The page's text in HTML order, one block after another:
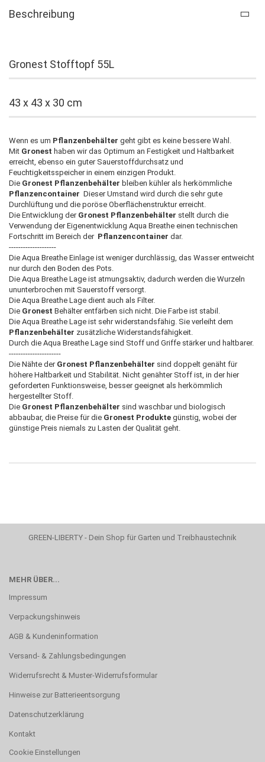
Beschreibung
Gronest Stofftopf 55L
43 x 43 x 30 cm
Wenn es um Pflanzenbehälter geht gibt es keine bessere Wahl.
Mit Gronest haben wir das Optimum an Festigkeit und Haltbarkeit
erreicht, ebenso ein guter Sauerstoffdurchsatz und
Feuchtigkeitsspeicher in einem einzigen Produkt.
Die Gronest Pflanzenbehälter bleiben kühler als herkömmliche
Pflanzencontainer Dieser Umstand wird durch die sehr gute
Durchlüftung und die poröse Oberflächenstruktur erreicht.
Die Entwicklung der Gronest Pflanzenbehälter stellt durch die
Verwendung der Eigenentwicklung Aqua Breathe einen technischen
Fortschritt im Bereich der Pflanzencontainer dar.
--------------------
Die Aqua Breathe Einlage ist weniger durchlässig, das Wasser entweicht
nur durch den Boden des Pots.
Die Aqua Breathe Lage ist atmungsaktiv, dadurch werden die Wurzeln
ununterbrochen mit Sauerstoff versorgt.
Die Aqua Breathe Lage dient auch als Filter.
Die Gronest Behälter entfärben sich nicht. Die Farbe ist stabil.
Die Aqua Breathe Lage ist sehr widerstandsfähig. Sie verleiht dem
Pflanzenbehälter zusätzliche Widerstandsfähigkeit.
Durch die Aqua Breathe Lage sind Stoff und Griffe stärker und haltbarer.
----------------------
Die Nähte der Gronest Pflanzenbehälter sind doppelt genäht für
höhere Haltbarkeit und Stabilität. Nicht genähter Stoff ist, in der hier
geforderten Funktionsweise, besser geeignet als herkömmlich
hergestellter Stoff.
Die Gronest Pflanzenbehälter sind waschbar und biologisch
abbaubar, die Preise für die Gronest Produkte günstig, wobei der
günstige Preis niemals zu Lasten der Qualität geht.
GREEN-LIBERTY - Dein Shop für Garten und Treibhaustechnik
MEHR ÜBER...
Impressum
Verpackungshinweis
AGB & Kundeninformation
Versand- & Zahlungsbedingungen
Widerrufsrecht & Muster-Widerrufsformular
Hinweise zur Batterieentsorgung
Datenschutzerklärung
Kontakt
Cookie Einstellungen